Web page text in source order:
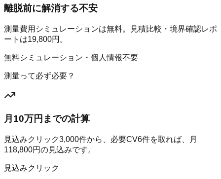
離脱前に解消する不安
測量費用シミュレーションは無料。見積比較・境界確認レポ
ートは19,800円。
無料シミュレーション・個人情報不要
測量って必ず必要？
月10万円までの計算
見込みクリック3,000件から、必要CV6件を取れば、月
118,800円の見込みです。
見込みクリック